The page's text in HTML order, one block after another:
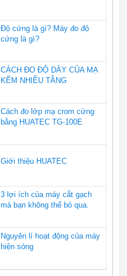
Độ cứng là gì? Máy đo độ
cứng là gì?
CÁCH ĐO ĐỘ DÀY CỦA MẠ
KẼM NHIỀU TẦNG
Cách đo lớp mạ crom cứng
bằng HUATEC TG-100E
Giới thiệu HUATEC
3 lợi ích của máy cắt gạch
mà bạn không thể bỏ qua.
Nguyên lí hoạt động của máy
hiện sóng